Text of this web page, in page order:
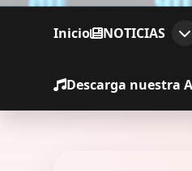
Inicio NOTICIAS
Descarga nuestra